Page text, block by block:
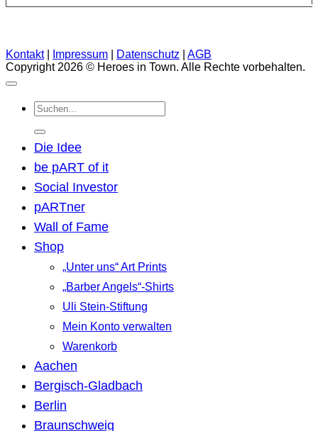
Kontakt| Impressum Datenschutz
AGB
Copyright 2026 © Heroes in Town. Alle Rechte vorbehalten.
Suchen
nach:
Die Idee
be pART of it
Social Investor
pARTner
Wall of Fame
Shop
„Unter uns“ Art Prints
„Barber Angels“-Shirts
Uli Stein-Stiftung
Mein Konto verwalten
Warenkorb
Aachen
Bergisch-Gladbach
Berlin
Braunschweig